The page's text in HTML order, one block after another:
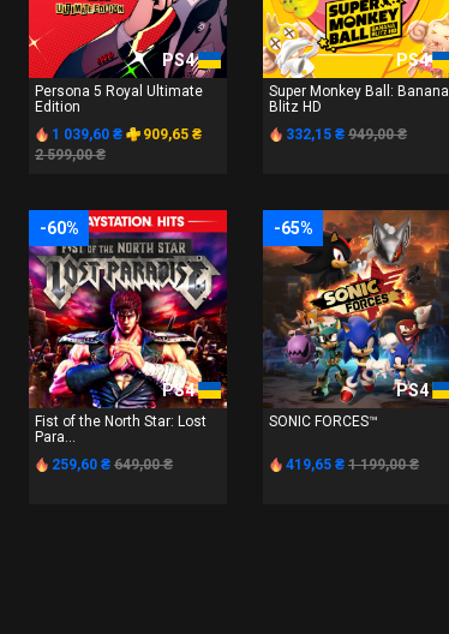
PS4
Persona 5 Royal Ultimate
Edition
1 039,60 ₴
909,65 ₴
2 599,00 ₴
PS4
Super Monkey Ball: Banana
Blitz HD
332,15 ₴ 949,00 ₴
-60%
PS4
Fist of the North Star: Lost
Para...
259,60 ₴ 649,00 ₴
-65%
PS4
SONIC FORCES™
419,65 ₴ 1 199,00 ₴